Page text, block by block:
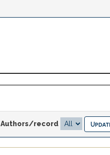
Authors/record